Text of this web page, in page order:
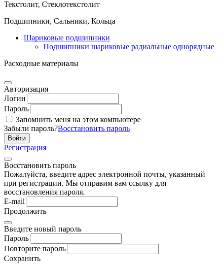
Текстолит, Стеклотекстолит
Подшипники, Сальники, Кольца
Шариковые подшипники
Подшипники шариковые радиальные однорядные
Расходные материалы
Авторизация
Логин
Пароль
Запомнить меня на этом компьютере
Забыли пароль?Восстановить пароль
Регистрация
Восстановить пароль
Пожалуйста, введите адрес электронной почты, указанный
при регистрации. Мы отправим вам ссылку для
восстановления пароля.
E-mail
Продолжить
Введите новый пароль
Пароль
Повторите пароль
Сохранить